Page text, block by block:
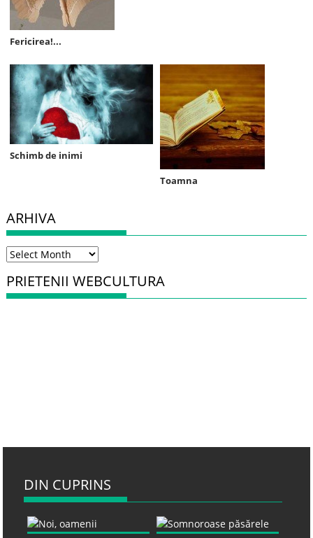
Fericirea!...
Schimb de inimi
Toamna
ARHIVA
Arhiva
PRIETENII WEBCULTURA
DIN CUPRINS